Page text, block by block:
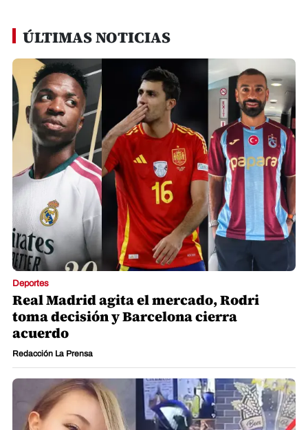
ÚLTIMAS NOTICIAS
Deportes
Real Madrid agita el mercado, Rodri
toma decisión y Barcelona cierra
acuerdo
Redacción La Prensa